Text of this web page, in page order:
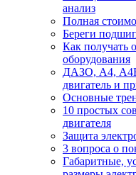
анализ
Полная
Береги
Как получать
оборудования
ДАЗО, А4,
двигатель и
Основные
10 простых
двигателя
Защита
3 вопроса о
Габаритные,